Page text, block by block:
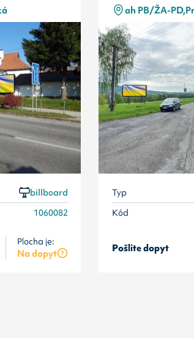
billboard
1060082
Plocha je:
Na dopyt
ah PB/ŽA-
Typ
Kód
Pošlite dopyt